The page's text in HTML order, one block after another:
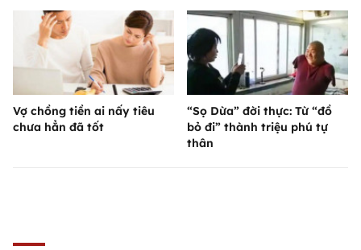
Vợ chồng tiền ai nấy tiêu
chưa hẳn đã tốt
“Sọ Dừa” đời thực: Từ “đồ
bỏ đi” thành triệu phú tự
thân